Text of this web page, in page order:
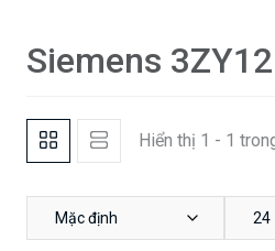
Siemens
Hiển thị 1 - 1
Mặc định 24